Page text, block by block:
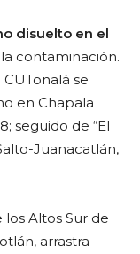
disuelto en el
contaminación.
se
en Chapala
seguido de “El
Juanacatlán,
Altos Sur de
arrastra